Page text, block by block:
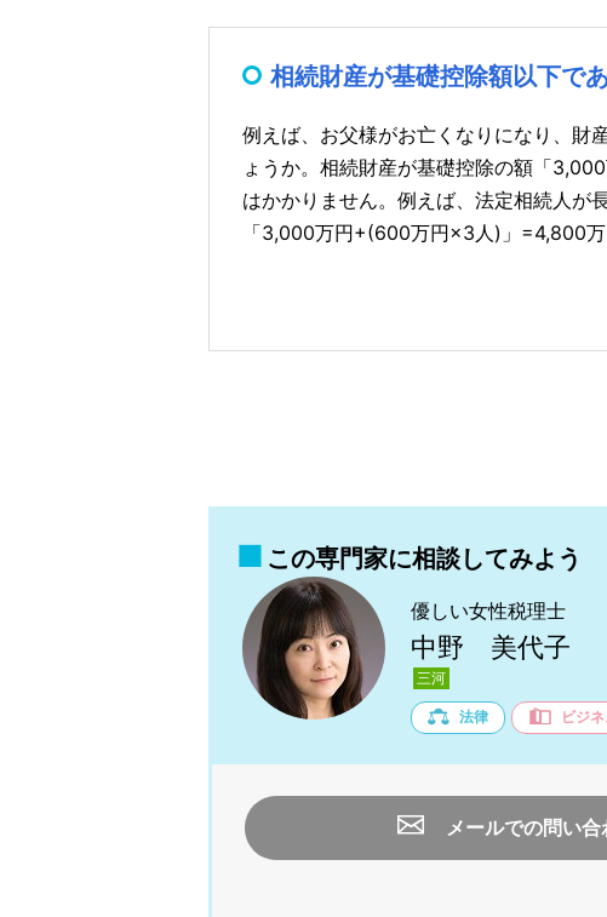
相続財産が基礎控除額以下で
例えば、お父様がお亡くなりになり、財
ょうか。相続財産が基礎控除の額「
はかかりません。例えば、法定相続人が
「3,000万円+(600万円×3人)」=4,800
この専門家に相談してみよう
優しい女性税理士
中野 美代子
三河
法律 ビジ
メールでの問い合